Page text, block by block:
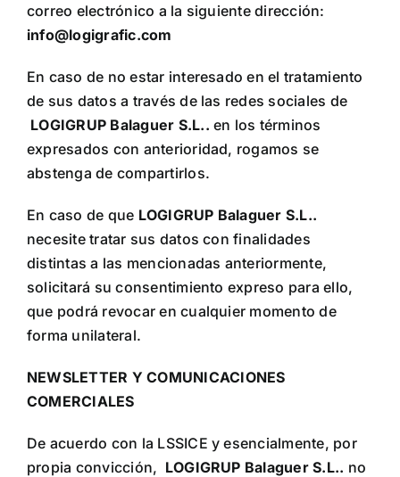
correo electrónico a la siguiente dirección:
info@logigrafic.com
En caso de no estar interesado en el tratamiento
de sus datos a través de las redes sociales de
LOGIGRUP Balaguer S.L..en los términos
expresados ​​con anterioridad, rogamos se
abstenga de compartirlos.
En caso de que LOGIGRUP Balaguer S.L..
necesite tratar sus datos con finalidades
distintas a las mencionadas anteriormente,
solicitará su consentimiento expreso para ello,
que podrá revocar en cualquier momento de
forma unilateral.
NEWSLETTER Y COMUNICACIONES
COMERCIALES
De acuerdo con la LSSICE y esencialmente, por
propia convicción, LOGIGRUP Balaguer S.L.. no